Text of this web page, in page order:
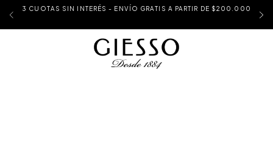
3 CUOTAS SIN INTERÉS - ENVÍO GRATIS A PARTIR DE $200.000